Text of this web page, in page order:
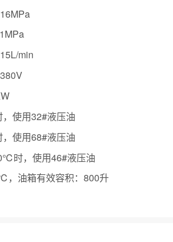
min
使用32#液压油
使用68#液压油
时，使用46#液压油
，油箱有效容积：800升